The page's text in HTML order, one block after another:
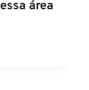
área